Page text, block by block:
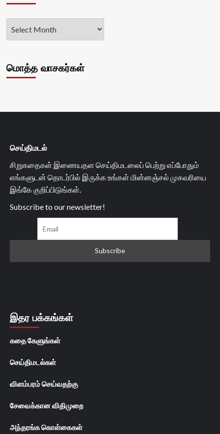
மொத்த வாசகர்கள்
செய்திமடல்
சிறுகதைகள் இணையதள செய்திமடலைப் பெற்று எப்போதும்
எங்களுடன் தொடர்பில் இருக்க உங்கள் மின்னஞ்சல் முகவரியை
இங்கே குறிப்பிடுங்கள்.
Subscribe to our newsletter!
இதர பக்கங்கள்
கதை கேளுங்கள்
செய்திமடல்கள்
விளம்பரம் செய்வதற்கு
சேவைக்கான விதிமுறை
அந்தரங்க கொள்கைகள்